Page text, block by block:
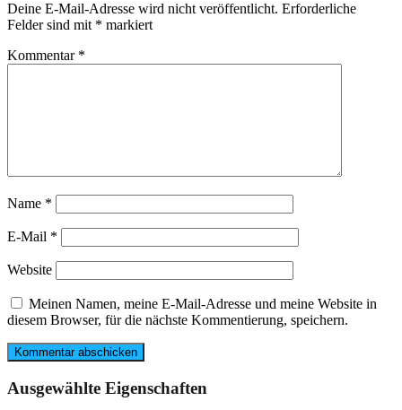
Deine E-Mail-Adresse wird nicht veröffentlicht. Erforderliche
Felder sind mit * markiert
Kommentar *
Name *
E-Mail *
Website
Meinen Namen, meine E-Mail-Adresse und meine Website in
diesem Browser, für die nächste Kommentierung, speichern.
Ausgewählte Eigenschaften